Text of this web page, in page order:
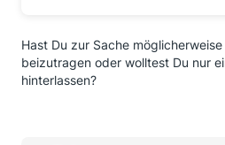
Hast Du zur Sache
beizutragen oder wolltest Du nur
hinterlassen?